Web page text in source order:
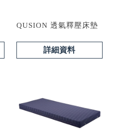
QUSION 透氣釋壓床墊
詳細資料